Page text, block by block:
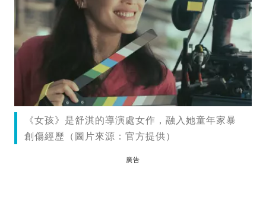
《女孩》是舒淇的導演處女作，融入她童年家暴
創傷經歷（圖片來源：官方提供）
廣告